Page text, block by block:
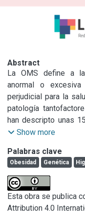
Abstract
La OMS define a
anormal o
perjudicial para la
patología
han descripto unas
obesidad. Las de
en especial IMC
El objetivo de este
técnica de “High
loci de susceptibilidad
Para el estudio
considerando
Show more
Palabras clave
Obesidad Genética
Esta obra se publica
Attribution 4.0